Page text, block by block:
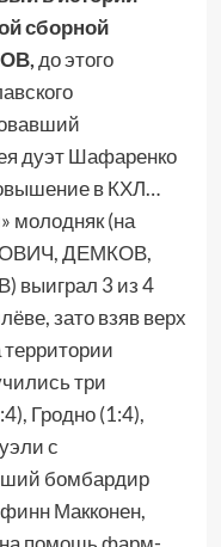
сборной
до этого
дуэт Шафаренко
в КХЛ…
молодняк (на
ДЕМКОВ,
3 из 4
зато взяв верх
три
Гродно (1:4),
с
бомбардир
Макконен,